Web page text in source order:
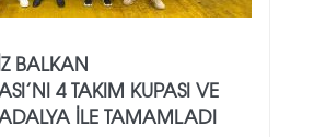
BALKAN
4 TAKIM KUPASI VE
ILE TAMAMLADI